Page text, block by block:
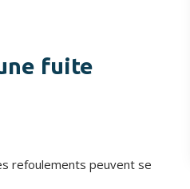
fuite
refoulements peuvent se